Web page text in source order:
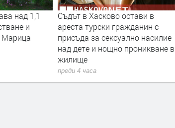
в
с
насилие
в
Трактор се запали при балиране
на слама, огънят засегна гора
преди 8 часа